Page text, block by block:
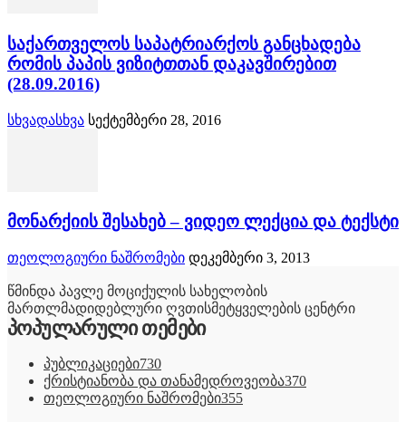
საქართველოს საპატრიარქოს განცხადება
რომის პაპის ვიზიტთთან დაკავშირებით
(28.09.2016)
სხვადასხვა სექტემბერი 28, 2016
მონარქიის შესახებ – ვიდეო ლექცია და ტექსტი
თეოლოგიური ნაშრომები დეკემბერი 3, 2013
წმინდა პავლე მოციქულის სახელობის
მართლმადიდებლური ღვთისმეტყველების ცენტრი
პოპულარული თემები
პუბლიკაციები730
ქრისტიანობა და თანამედროვეობა370
თეოლოგიური ნაშრომები355